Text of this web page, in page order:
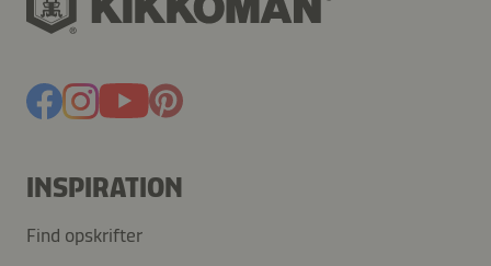
INSPIRATION
Find opskrifter